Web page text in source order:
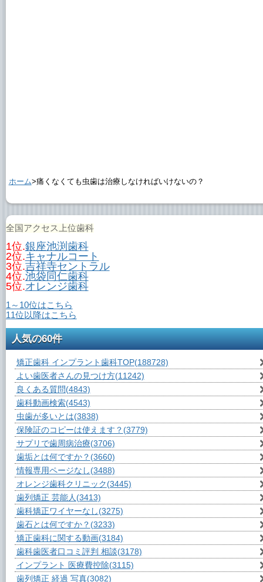
ホーム>痛くなくても虫歯は治療しなければいけないの？
全国アクセス上位歯科
1位.銀座池渕歯科
2位.キャナルコート
3位.吉祥寺セントラル
4位.池袋同仁歯科
5位.オレンジ歯科
1～10位はこちら
11位以降はこちら
人気の60件
矯正歯科 インプラント歯科TOP(188728)
よい歯医者さんの見つけ方(11242)
良くある質問(4843)
歯科動画検索(4543)
虫歯が多いとは(3838)
保険証のコピーは使えます？ (3779)
サプリで歯周病治療(3706)
歯垢とは何ですか？ (3660)
情報専用ページなし(3488)
オレンジ歯科クリニック(3445)
歯列矯正 芸能人(3413)
歯科矯正ワイヤーなし(3275)
歯石とは何ですか？ (3233)
矯正歯科に関する動画(3184)
歯科歯医者口コミ評判 相談(3178)
インプラント 医療費控除(3115)
歯列矯正 経過 写真(3082)